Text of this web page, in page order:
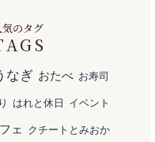
気のタグ
なぎ おたべ お寿司
はれと休日 イベント
ェ クチートとみおか